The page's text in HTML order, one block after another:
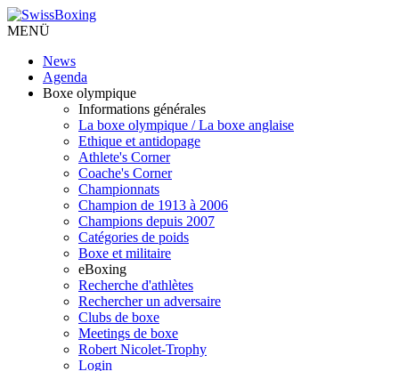
MENÜ
News
Agenda
Boxe olympique
Informations générales
La boxe olympique / La boxe anglaise
Ethique et antidopage
Athlete's Corner
Coache's Corner
Championnats
Champion de 1913 à 2006
Champions depuis 2007
Catégories de poids
Boxe et militaire
eBoxing
Recherche d'athlètes
Rechercher un adversaire
Clubs de boxe
Meetings de boxe
Robert Nicolet-Trophy
Login